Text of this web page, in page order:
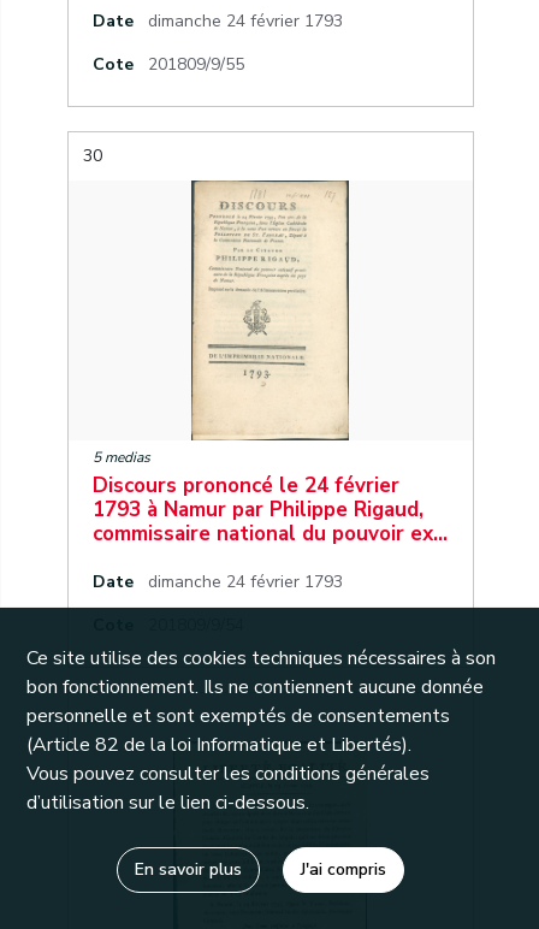
Date
dimanche 24 février 1793
Cote
201809/9/55
30
5 medias
Discours prononcé le 24 février
1793 à Namur par Philippe Rigaud,
commissaire national du pouvoir ex…
Date
dimanche 24 février 1793
31
Ce site utilise des cookies techniques nécessaires à son
bon fonctionnement. Ils ne contiennent aucune donnée
personnelle et sont exemptés de consentements
(Article 82 de la loi Informatique et Libertés).
Vous pouvez consulter les conditions générales
d’utilisation sur le lien ci-dessous.
En savoir plus J'ai compris